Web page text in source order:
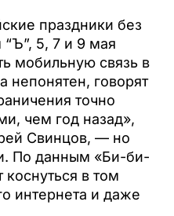
праздники без
5, 7 и 9 мая
мобильную связь в
непонятен, говорят
точно
чем год назад»,
Свинцов, — но
По данным «Би-би-
коснуться в том
интернета и даже